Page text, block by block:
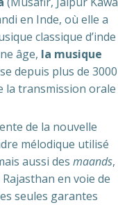
en Inde, où elle a
classique d’inde
âge, la musique
depuis plus de 3000
la transmission orale
de la nouvelle
mélodique utilisé
aussi des maands,
en voie de
seules garantes